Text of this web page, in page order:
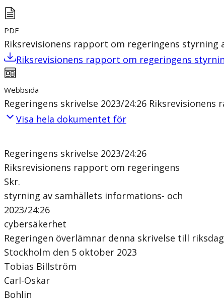
PDF
Riksrevisionens rapport om regeringens
Riksrevisionens rapport om regeringens
Webbsida
Regeringens skrivelse 2023/24:26
Visa hela dokumentet för
Regeringens skrivelse 2023/24:26
Riksrevisionens rapport om regeringens
Skr.
styrning av samhällets informations- och
2023/24:26
cybersäkerhet
Regeringen överlämnar denna skrivelse till
Stockholm den 5 oktober 2023
Tobias Billström
Carl-Oskar
Bohlin